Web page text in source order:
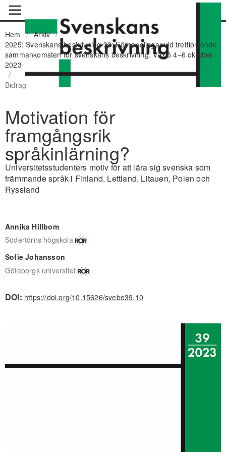
Hem / Arkiv /
2025: Svenskans beskrivning 39: Förhandlingar vid trettionionde
sammankomsten för svenskans beskrivning. Växjö 4–6 oktober
2023
/
Bidrag
Motivation för
framgångsrik
språkinlärning?
Universitetsstudenters motiv för att lära sig svenska som
främmande språk i Finland, Lettland, Litauen, Polen och
Ryssland
Annika Hillbom
Södertörns högskola
Sofie Johansson
Göteborgs universitet
DOI: https://doi.org/10.15626/svebe39.10